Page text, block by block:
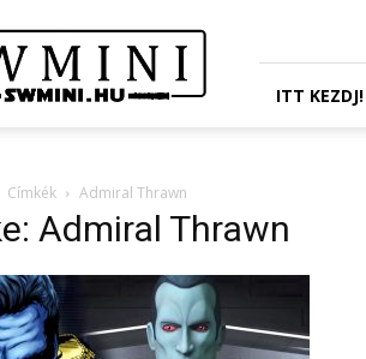
ITT KEZDJ!
Címkék Admiral Thrawn
Admiral Thrawn